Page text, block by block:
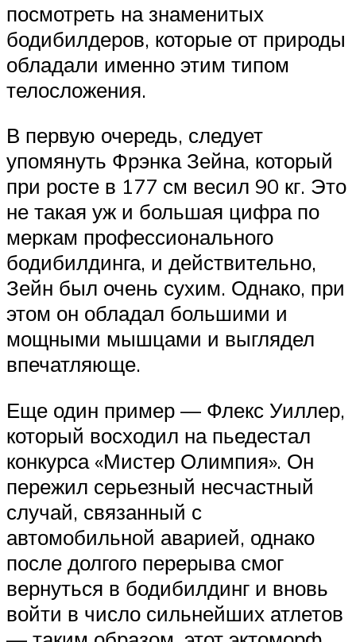
посмотреть на знаменитых
бодибилдеров, которые от природы
обладали именно этим типом
телосложения.
В первую очередь, следует
упомянуть Фрэнка Зейна, который
при росте в 177 см весил 90 кг. Это
не такая уж и большая цифра по
меркам профессионального
бодибилдинга, и действительно,
Зейн был очень сухим. Однако, при
этом он обладал большими и
мощными мышцами и выглядел
впечатляюще.
Еще один пример — Флекс Уиллер,
который восходил на пьедестал
конкурса «Мистер Олимпия». Он
пережил серьезный несчастный
случай, связанный с
автомобильной аварией, однако
после долгого перерыва смог
вернуться в бодибилдинг и вновь
войти в число сильнейших атлетов